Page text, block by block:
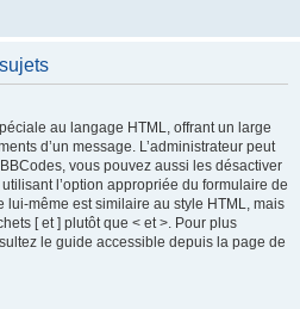
au langage HTML, offrant un large
d’un message. L’administrateur peut
vous pouvez aussi les désactiver
l’option appropriée du formulaire de
même est similaire au style HTML, mais
[ et ] plutôt que < et >. Pour plus
le guide accessible depuis la page de